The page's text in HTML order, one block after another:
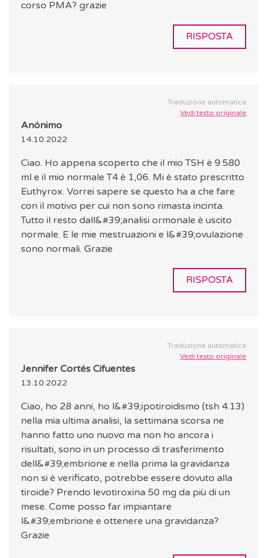
corso PMA? grazie
RISPOSTA
Traduzione automatica
Vedi testo originale
Anónimo
14.10.2022
Ciao. Ho appena scoperto che il mio TSH è 9.580
ml e il mio normale T4 è 1,06. Mi è stato prescritto
Euthyrox. Vorrei sapere se questo ha a che fare
con il motivo per cui non sono rimasta incinta.
Tutto il resto dall&#39;analisi ormonale è uscito
normale. E le mie mestruazioni e l&#39;ovulazione
sono normali. Grazie
RISPOSTA
Traduzione automatica
Vedi testo originale
Jennifer Cortés Cifuentes
13.10.2022
Ciao, ho 28 anni, ho l&#39;ipotiroidismo (tsh 4.13)
nella mia ultima analisi, la settimana scorsa ne
hanno fatto uno nuovo ma non ho ancora i
risultati, sono in un processo di trasferimento
dell&#39;embrione e nella prima la gravidanza
non si è verificato, potrebbe essere dovuto alla
tiroide? Prendo levotiroxina 50 mg da più di un
mese. Come posso far impiantare
l&#39;embrione e ottenere una gravidanza?
Grazie